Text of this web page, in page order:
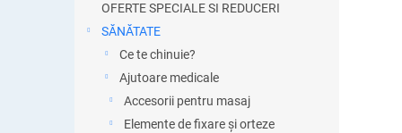
OFERTE SPECIALE SI REDUCERI
SĂNĂTATE
Ce te chinuie?
Ajutoare medicale
Accesorii pentru masaj
Elemente de fixare și orteze